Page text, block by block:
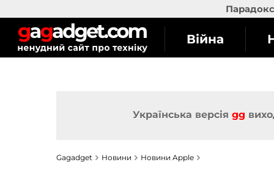
Війна
Українська версія gg
Gagadget Новини Новини Apple